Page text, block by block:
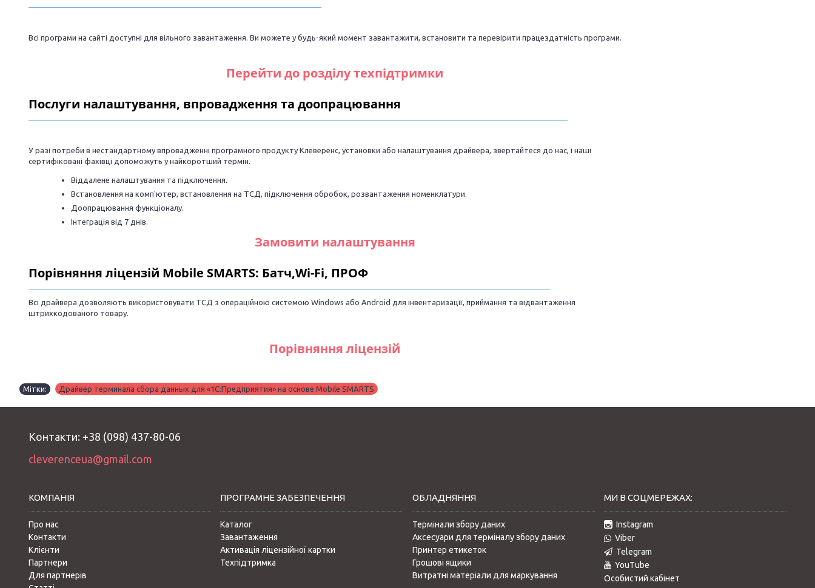
Всі програми на сайті доступні для вільного завантаження. Ви можете у будь-який момент завантажити, встановити та перевірити працездатність програми.
Перейти до розділу техпідтримки
Послуги налаштування, впровадження та доопрацювання
У разі потреби в нестандартному впровадженні програмного продукту Клеверенс, установки або налаштування драйвера, звертайтеся до нас, і наші
сертифіковані фахівці допоможуть у найкоротший термін.
Віддалене налаштування та підключення.
Встановлення на комп'ютер, встановлення на ТСД, підключення обробок, розвантаження номенклатури.
Доопрацювання функціоналу.
Інтеграція від 7 днів.
Замовити налаштування
Порівняння ліцензій Mobile SMARTS: Батч,Wi-Fi, ПРОФ
Всі драйвера дозволяють використовувати ТСД з операційною системою Windows або Android для інвентаризації, приймання та відвантаження
штрихкодованого товару.
Порівняння ліцензій
Мітки: Драйвер терминала сбора данных для «1С:Предприятия» на основе Mobile SMARTS
Контакти: +38 (098) 437-80-06
cleverenceua@gmail.com
КОМПАНІЯ
Про нас
Контакти
Клієнти
Партнери
Для партнерів
ПРОГРАМНЕ ЗАБЕЗПЕЧЕННЯ
Каталог
Завантаження
Активація ліцензійної картки
Техпідтримка
ОБЛАДНЯННЯ
Термінали збору даних
Аксесуари для терміналу збору даних
Принтер етикеток
Грошові ящики
Витратні матеріали для маркування
МИ В СОЦМЕРЕЖАХ:
Instagram
Viber
Telegram
YouTube
Особистий кабінет